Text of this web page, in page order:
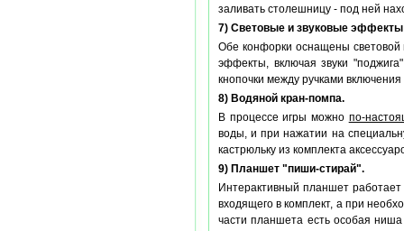
заливать столешницу - под ней
7) Световые и звуковые
Обе конфорки оснащены световой
эффекты, включая звуки
кнопочки между ручками
8) Водяной кран-помпа.
В процессе игры можно по-
воды, и при нажатии на
кастрюльку из комплекта
9) Планшет "пиши-стирай".
Интерактивный планшет
входящего в комплект, а при
части планшета есть особая